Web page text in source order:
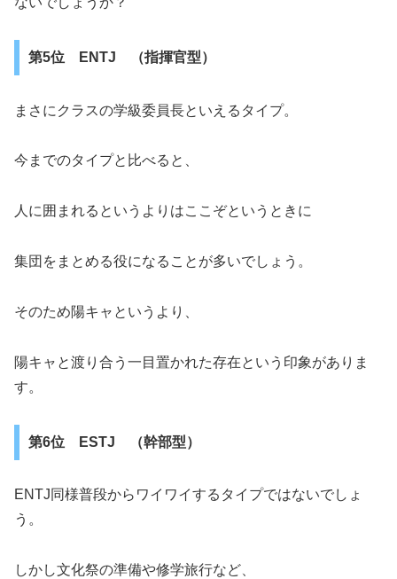
第5位 ENTJ （指揮官型）
まさにクラスの学級委員長といえるタイプ。
今までのタイプと比べると、
人に囲まれるというよりはここぞというときに
集団をまとめる役になることが多いでしょう。
そのため陽キャというより、
陽キャと渡り合う一目置かれた存在という印象がありま
す。
第6位 ESTJ （幹部型）
ENTJ同様普段からワイワイするタイプではないでしょ
う。
しかし文化祭の準備や修学旅行など、